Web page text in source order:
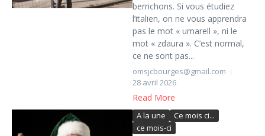
berrichons. Si vous étudiez
l’italien, on ne vous apprendra
pas le mot « umarell », ni le
mot « zdaura ». C’est normal,
ce ne sont pas...
omsjcbourges@gmail.com
28 avril 2026
Read More
A la une
Ce mois ci...
ce mois-ci